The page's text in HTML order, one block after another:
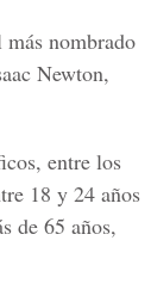
nombrado
Newton,
entre los
18 y 24 años
de 65 años,